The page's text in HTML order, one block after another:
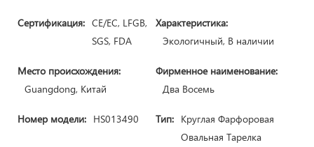
Сертификация: CE/ЕС, LFGB,
SGS, FDA
Характеристика:
Экологичный, В наличии
Место происхождения:
Guangdong, Китай
Фирменное наименование:
Два Восемь
Номер модели: HS013490 Тип: Круглая Фарфоровая
Овальная Тарелка